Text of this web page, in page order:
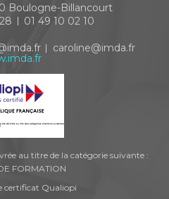
Boulogne-Billancourt
01 49 10 02 10
caroline@imda.fr
au titre de la catégorie suivante :
FORMATION
certificat Qualiopi